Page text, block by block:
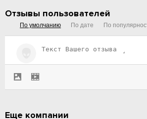
Отзывы пользователей
По умолчанию По дате По
Еще компании